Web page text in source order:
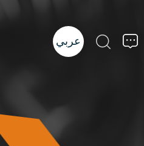
عربي